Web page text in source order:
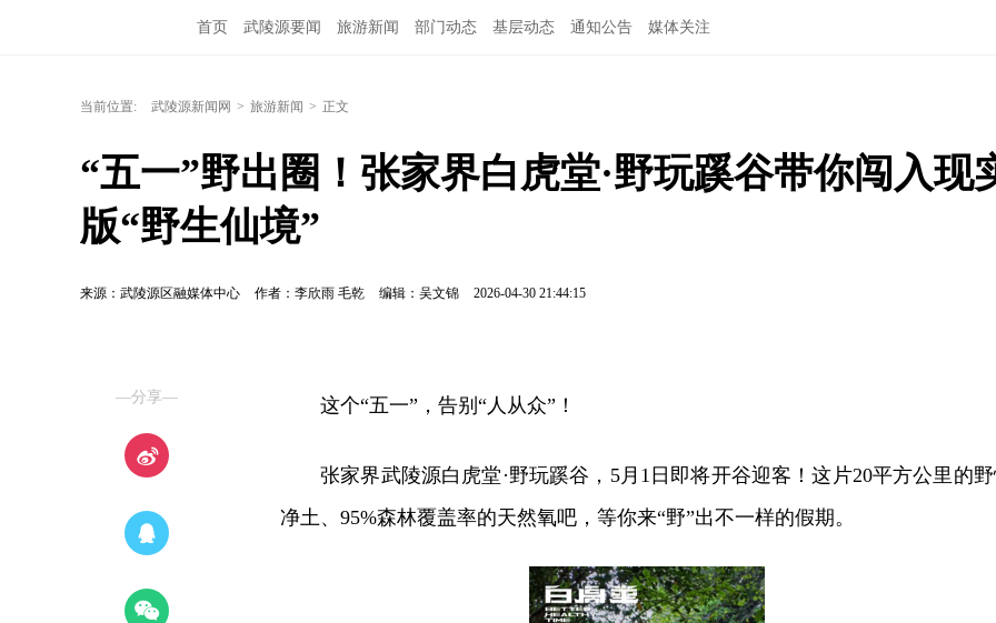
首页 武陵源要闻 旅游新闻 部门动态 基层动态 通知公告 媒体关注
当前位置: 武陵源新闻网 > 旅游新闻 > 正文
“五一”野出圈！张家界白虎堂·野玩蹊谷带你闯入现
版“野生仙境”
来源：武陵源区融媒体中心 作者：李欣雨 毛乾 编辑：吴文锦 2026-04-30 21:44:15
—分享— 这个“五一”，告别“人从众”！
张家界武陵源白虎堂·野玩蹊谷，5月1日即将开谷迎客！这片20平方公里的
净土、95%森林覆盖率的天然氧吧，等你来“野”出不一样的假期。